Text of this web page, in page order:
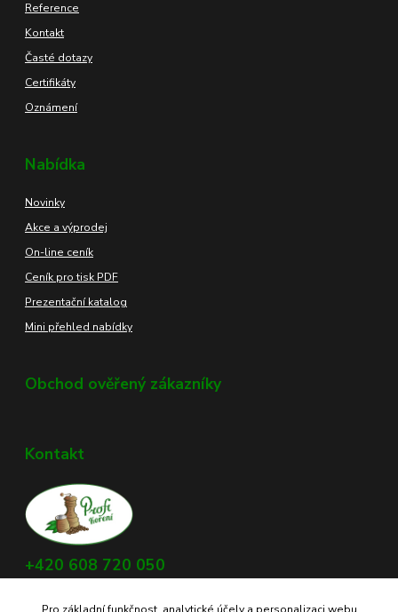
Reference
Kontakt
Časté dotazy
Certifikáty
Oznámení
Nabídka
Novinky
Akce a výprodej
On-line ceník
Ceník pro tisk PDF
Prezentační katalog
Mini přehled nabídky
Obchod ověřený zákazníky
Kontakt
+420 608 720 050
Využijte náš chat, vpravo dole na obrazovce.